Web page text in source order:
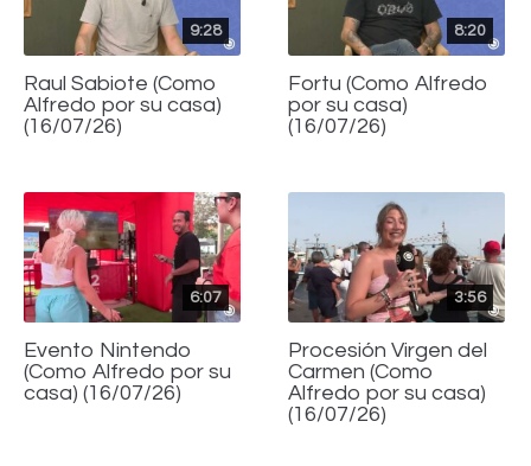
9:28
Raul Sabiote (Como
Alfredo por su casa)
(16/07/26)
8:20
Fortu (Como Alfredo
por su casa)
(16/07/26)
6:07
Evento Nintendo
(Como Alfredo por su
casa) (16/07/26)
3:56
Procesión Virgen del
Carmen (Como
Alfredo por su casa)
(16/07/26)